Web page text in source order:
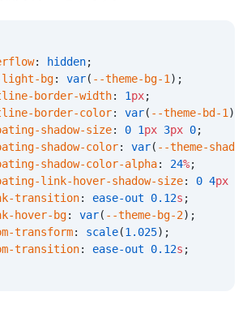
: hidden;
bg
: var( --theme-bg-1 );
border-width
: 1px;
border-color
: var( --theme-bd-1 );
shadow-size
: 0 1px 3px 0;
shadow-color
: var( --theme-shadow
shadow-color-alpha
: 24%;
link-hover-shadow-size
: 0 4px
transition
: ease-out 0.12s ;
hover-bg
: var( --theme-bg-2);
transform
: scale(1.025);
transition
: ease-out 0.12s ;